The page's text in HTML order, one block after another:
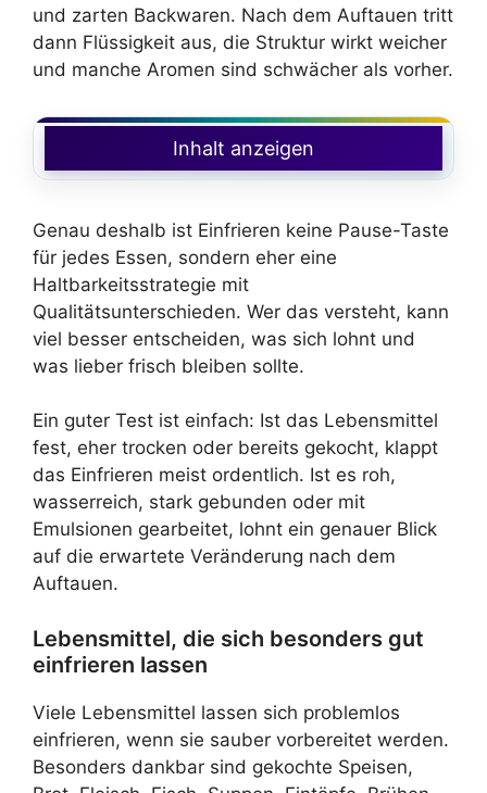
und zarten Backwaren. Nach dem Auftauen tritt
dann Flüssigkeit aus, die Struktur wirkt weicher
und manche Aromen sind schwächer als vorher.
Inhalt anzeigen
Genau deshalb ist Einfrieren keine Pause-Taste
für jedes Essen, sondern eher eine
Haltbarkeitsstrategie mit
Qualitätsunterschieden. Wer das versteht, kann
viel besser entscheiden, was sich lohnt und
was lieber frisch bleiben sollte.
Ein guter Test ist einfach: Ist das Lebensmittel
fest, eher trocken oder bereits gekocht, klappt
das Einfrieren meist ordentlich. Ist es roh,
wasserreich, stark gebunden oder mit
Emulsionen gearbeitet, lohnt ein genauer Blick
auf die erwartete Veränderung nach dem
Auftauen.
Lebensmittel, die sich besonders gut
einfrieren lassen
Viele Lebensmittel lassen sich problemlos
einfrieren, wenn sie sauber vorbereitet werden.
Besonders dankbar sind gekochte Speisen,